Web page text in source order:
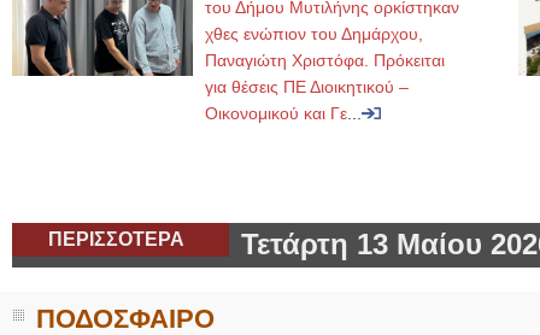
του Δήμου Μυτιλήνης ορκίστηκαν
χθες ενώπιον του Δημάρχου,
Παναγιώτη Χριστόφα. Πρόκειται
για θέσεις ΠΕ Διοικητικού –
Οικονομικού και Γε
ΠΕΡΙΣΣΟΤΕΡΑ Τετάρτη 13 Μαίου
ΠΟΔΟΣΦΑΙΡΟ